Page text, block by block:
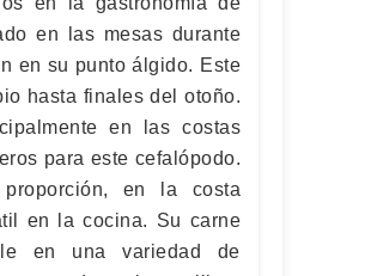
en las mesas durante
en su punto álgido. Este
hasta finales del otoño.
en las costas
para este cefalópodo.
en la costa
en la cocina. Su carne
en una variedad de